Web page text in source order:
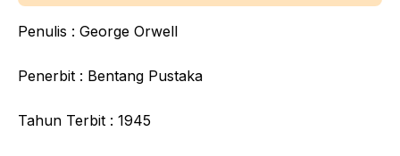
Penulis : George Orwell
Penerbit : Bentang Pustaka
Tahun Terbit : 1945